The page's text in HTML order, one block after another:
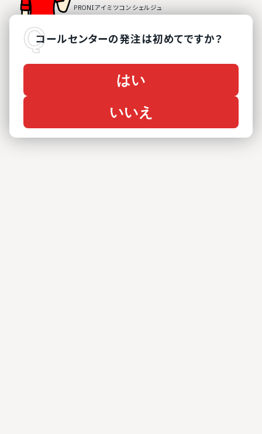
コールセンターの発注は初めてですか？
はい
いいえ